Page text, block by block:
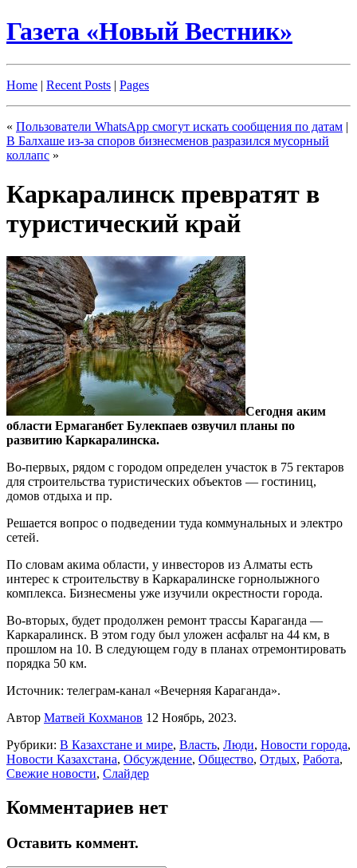
Газета «Новый Вестник»
Home | Recent Posts | Pages
« Пользователи WhatsApp смогут искать сообщения по датам |
В Балхаше из-за споров бизнесменов разразился мусорный
коллапс »
Каркаралинск превратят в
туристический край
Сегодня аким
области Ермаганбет Булекпаев озвучил планы по
развитию Каркаралинска.
Во-первых, рядом с городом определен участок в 75 гектаров
для строительства туристических объектов — гостиниц,
домов отдыха и пр.
Решается вопрос о подведении туда коммунальных и электро
сетей.
По словам акима области, у инвесторов из Алматы есть
интерес к строительству в Каркаралинске горнолыжного
комплекса. Бизнесмены уже изучили окрестности города.
Во-вторых, будет продолжен ремонт трассы Караганда —
Каркаралинск. В этом году был уложен асфальт на 44 км, в
прошлом на 10. В следующем году в планах отремонтировать
порядка 50 км.
Источник: телеграм-канал «Вечерняя Караганда».
Автор Матвей Кохманов 12 Ноябрь, 2023.
Рубрики: В Казахстане и мире, Власть, Люди, Новости города,
Новости Казахстана, Обсуждение, Общество, Отдых, Работа,
Свежие новости, Слайдер
Комментариев нет
Оставить коммент.